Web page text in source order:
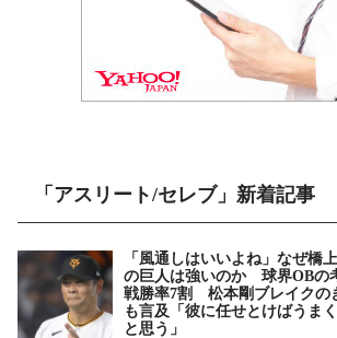
「アスリート/セレブ」新着記事
「風通しはいいよね」なぜ橋
の巨人は強いのか 球界OB
戦勝率7割 松本剛ブレイクの
も言及「彼に任せとけばうま
と思う」